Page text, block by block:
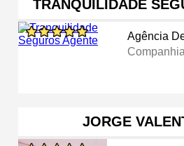
TRANQUILIDADE
Agência
JORGE